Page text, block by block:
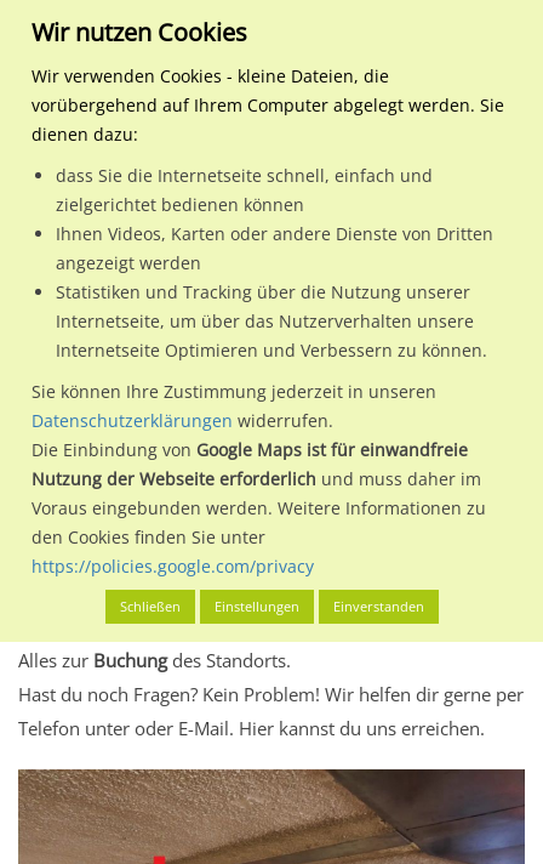
Regionale Plakatwerbung Hamburg
Hamburg, Freie und
Hbf-Süd Durchgang Rtg.
Nutze günstige Werbemöglichkeiten am Standort Hbf-Süd
Durchgang Rtg. Mönckebergstr. - linksim Ortsteil
Innenstadt)in Hamburg, Freie und Hansestadt.
Wir erheben für jede unserer Werbeflächen individuelle und
aktuelleStandortinformationenundLeistungswerte. Damit
kannst du dich schon vor der Buchung im Detail über den
Standort, seine Reichweite und Werbewirkung sowie
eventuelle Beschränkungen in den zugelassenen
Werbeinhalten informieren.
Alles klar? Dann findest du direkt im unteren Teil dieser Seite
Alles zur Buchungdes Standorts.
Hast du noch Fragen? Kein Problem! Wir helfen dir gerne per
Telefon unter oder E-Mail. Hier kannst du uns erreichen.
Wir nutzen Cookies
Wir verwenden Cookies - kleine Dateien, die
vorübergehend auf Ihrem Computer abgelegt werden. Sie
dienen dazu:
dass Sie die Internetseite schnell, einfach und
zielgerichtet bedienen können
Ihnen Videos, Karten oder andere Dienste von Dritten
angezeigt werden
Statistiken und Tracking über die Nutzung unserer
Internetseite, um über das Nutzerverhalten unsere
Internetseite Optimieren und Verbessern zu können.
Sie können Ihre Zustimmung jederzeit in unseren
Datenschutzerklärungen widerrufen.
Die Einbindung von Google Maps ist für einwandfreie
Nutzung der Webseite erforderlich und muss daher im
Voraus eingebunden werden. Weitere Informationen zu
den Cookies finden Sie unter
https://policies.google.com/privacy
Schließen Einstellungen Einverstanden